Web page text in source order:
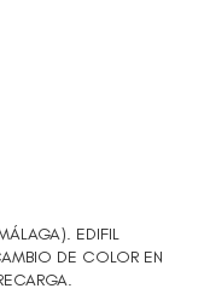
EDIFIL
DE COLOR EN